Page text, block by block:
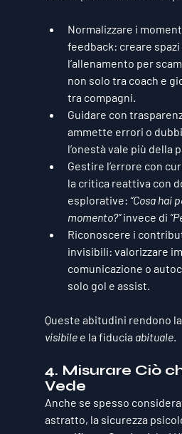
Normalizzare i
feedback: creare
l’allenamento per
non solo tra coach e
tra compagni.
Guidare con
ammette errori o
l’onestà vale più della
Gestire l’errore con
la critica reattiva con
esplorative: “Cosa hai
momento?” invece di
Riconoscere i
invisibili: valorizzare
comunicazione o
solo gol e assist.
Queste abitudini rendono
visibile e la fiducia abituale.
4. Misurare Ciò
Vede
Anche se spesso
astratto, la sicurezza